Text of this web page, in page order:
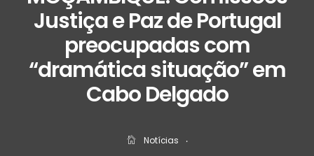
Justiça e Paz de Portugal
preocupadas com
“dramática situação” em
Cabo Delgado
Notícias ‧